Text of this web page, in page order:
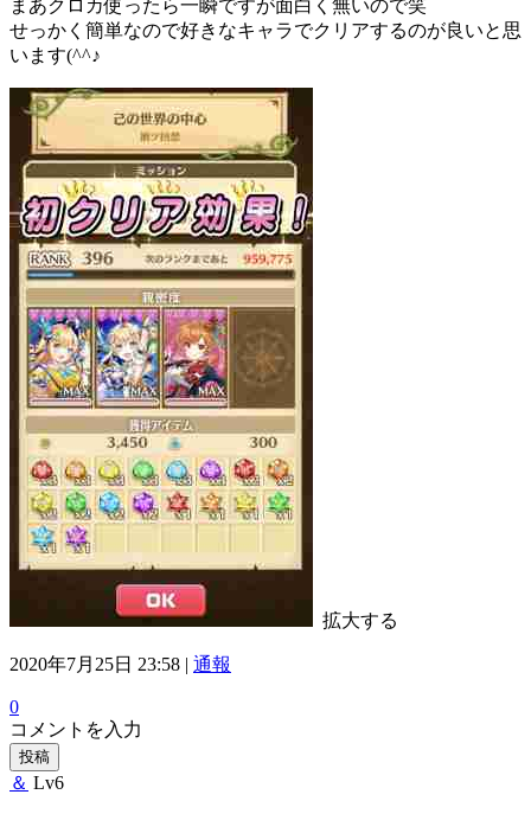
まあクロカ使ったら一瞬ですが面白く無いので笑
せっかく簡単なので好きなキャラでクリアするのが良いと思
います(^^♪
拡大する
2020年7月25日 23:58 | 通報
0
コメントを入力
投稿
＆ Lv6